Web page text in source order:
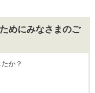
めにみなさまのご
か？